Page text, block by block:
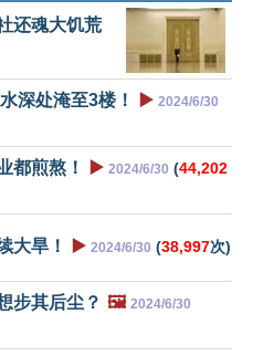
还魂大饥荒
深处淹至3楼！ ▶️ 2024/6/30
都煎熬！ ▶️ 2024/6/30 (44,202
大旱！ ▶️ 2024/6/30 (38,997次)
步其后尘？ 🖼️ 2024/6/30